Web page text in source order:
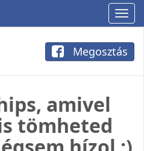
Megosztás
amivel
tömheted